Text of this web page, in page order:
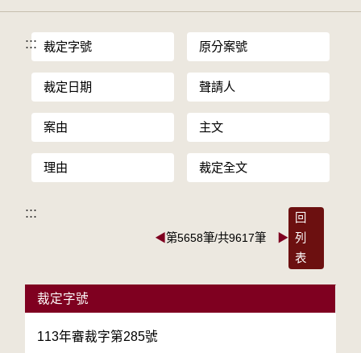
::: 裁定字號 原分案號
裁定日期 聲請人
案由 主文
理由 裁定全文
:::
◀第5658筆/共9617筆 ▶
回
列
表
裁定字號
113年審裁字第285號